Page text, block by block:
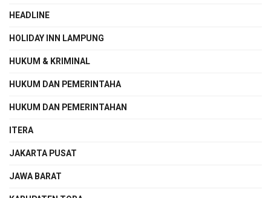
HEADLINE
HOLIDAY INN LAMPUNG
HUKUM & KRIMINAL
HUKUM DAN PEMERINTAHA
HUKUM DAN PEMERINTAHAN
ITERA
JAKARTA PUSAT
JAWA BARAT